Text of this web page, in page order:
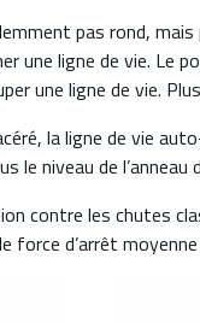
pas rond,
une ligne de vie. Le
une ligne de vie.
la ligne de vie
le niveau de l’anneau
contre les chutes
force d’arrêt